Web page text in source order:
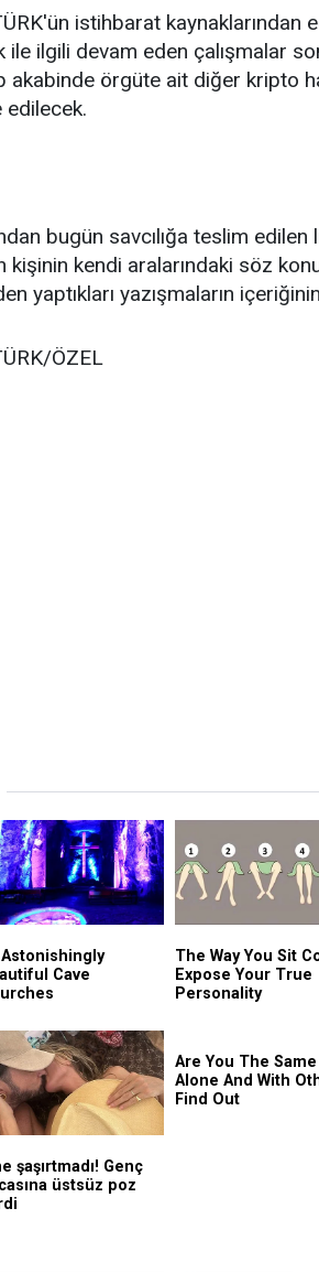
istihbarat kaynaklarından
ile ilgili devam eden çalışmalar
akabinde örgüte ait diğer kripto
bugün savcılığa teslim
kişinin kendi aralarındaki söz
yaptıkları yazışmaların
ÖZEL